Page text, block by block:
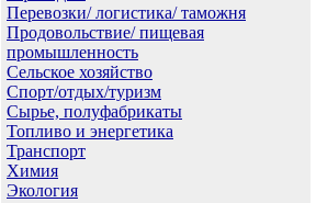
Перевозки/ логистика/ таможня
Продовольствие/ пищевая
промышленность
Сельское хозяйство
Спорт/отдых/туризм
Сырье, полуфабрикаты
Топливо и энергетика
Транспорт
Химия
Экология